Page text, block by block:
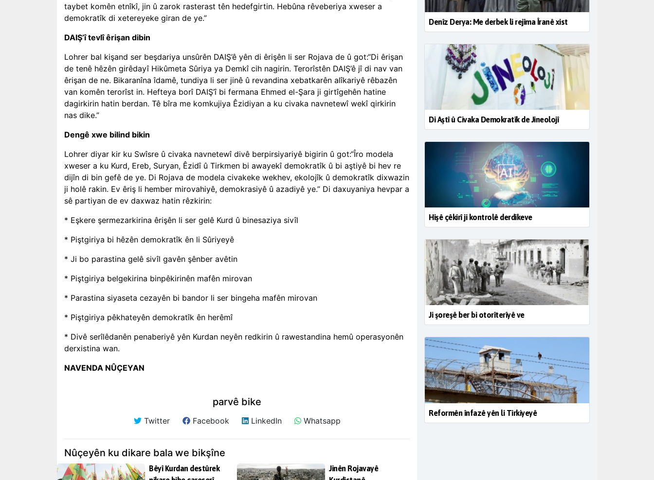
taybet komên etnîkî, jin û zarok rasterast tên hedefgirtin. Hebûna rêveberiya xweser a
demokratîk di xetereyeke giran de ye.”
DAIŞ’î tevlî êrişan dibin
Lohrer bal kişand ser beşdariya unsûrên DAIŞ’ê yên di êrişên li ser Rojava de û got:“Di êrişan
de tenê hêzên girêdayî Hikûmeta Sûriya ya Demkî cih nagirin. Terorîstên DAIŞ’ê jî di nav van
êrişan de ne. Bikaranîna îdamê, tundiya li ser jinê û revandina xebatkarên alîkariyê rêbazên
van komên terorîst in. Hefteya borî DAIŞ’î bi fermana Ehmed el-Şara ji girtîgehên hatine
dagirkirin hatin berdan. Tê bîra me komkujiya Êzidiyan a ku civaka navnetewî wekî qirkirin
nas dike.”
Dengê xwe bilind bikin
Lohrer diyar kir ku Swîsre û civaka navnetewî divê berpirsiyariyê bigirin û got:“Îro modela
xweser a ku Kurd, Ereb, Suryan, Êzidî û Tirkmen bi awayekî demokratîk û bi aştiyê bi hev re
dijîn di bin gefê de ye. Di Rojava de modela civakeke wekhev, ekolojîk û demokratîk dixwazin
ji holê rakin. Ev êriş li hember mirovahiyê, demokrasiyê û azadiyê ye.” Di daxuyaniya hevpar a
sê partiyan de ev daxwaz hatin rêzkirin:
* Eşkere şermezarkirina êrişên li ser gelê Kurd û binesaziya sivîl
* Piştgiriya bi hêzên demokratîk ên li Sûriyeyê
* Ji bo parastina gelê sivîl gavên şênber avêtin
* Piştgiriya belgekirina binpêkirinên mafên mirovan
* Parastina siyaseta cezayên bi bandor li ser bingeha mafên mirovan
* Piştgiriya pêkhateyên demokratîk ên herêmî
* Divê serîlêdanên penaberiyê yên Kurdan neyên redkirin û rawestandina hemû operasyonên
derxistina wan.
NAVENDA NÛÇEYAN
parvê bike
Twitter Facebook LinkedIn Whatsapp
Nûçeyên ku dikare bala we bikşîne
Bêyî Kurdan destûrek
Jinên Rojavayê
Denîz Derya: Me derbek li rejîma Îranê xist
Di Aştî û Civaka Demokratîk de Jineolojî
Hişê çêkirî ji kontrolê derdikeve
Ji şoreşê ber bi otorîterîyê ve
Reformên înfazê yên li Tirkiyeyê